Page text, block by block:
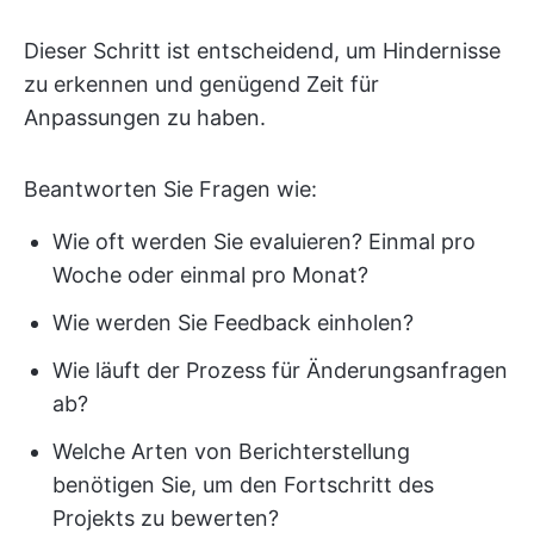
Dieser Schritt ist entscheidend, um Hindernisse
zu erkennen und genügend Zeit für
Anpassungen zu haben.
Beantworten Sie Fragen wie:
Wie oft werden Sie evaluieren? Einmal pro
Woche oder einmal pro Monat?
Wie werden Sie Feedback einholen?
Wie läuft der Prozess für Änderungsanfragen
ab?
Welche Arten von Berichterstellung
benötigen Sie, um den Fortschritt des
Projekts zu bewerten?